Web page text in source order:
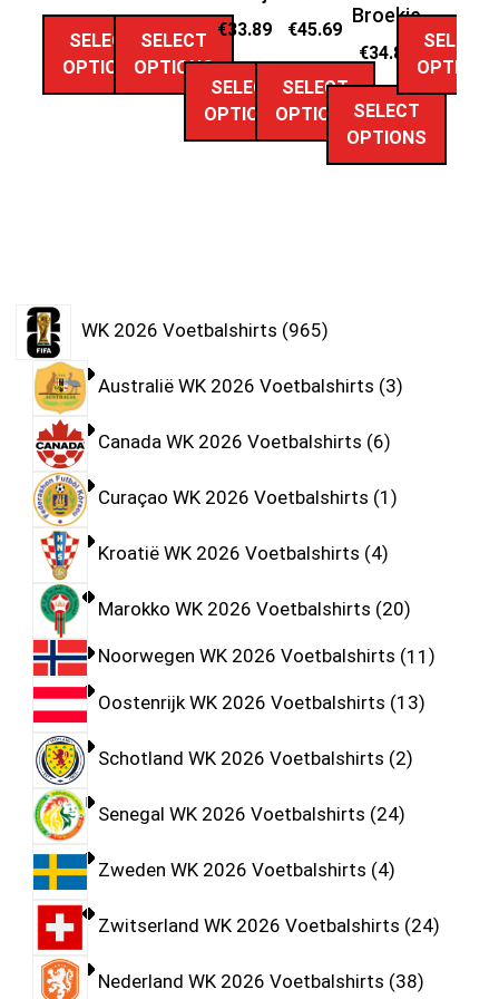
SELECT
OPTIONS
SELECT
OPTIONS
€33.89
SELECT
OPTIONS
€45.69
SELECT
OPTIONS
Broekje
€34.89
SELECT
OPTIONS
SELECT
OPTIONS
WK 2026 Voetbalshirts 965
Australië WK 2026 Voetbalshirts 3
Canada WK 2026 Voetbalshirts 6
Curaçao WK 2026 Voetbalshirts 1
Kroatië WK 2026 Voetbalshirts 4
Marokko WK 2026 Voetbalshirts 20
Noorwegen WK 2026 Voetbalshirts 11
Oostenrijk WK 2026 Voetbalshirts 13
Schotland WK 2026 Voetbalshirts 2
Senegal WK 2026 Voetbalshirts 24
Zweden WK 2026 Voetbalshirts 4
Zwitserland WK 2026 Voetbalshirts 24
Nederland WK 2026 Voetbalshirts 38